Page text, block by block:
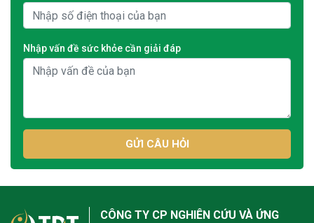
Nhập vấn đề sức khỏe cần giải đáp
GỬI CÂU HỎI
CÔNG TY CP NGHIÊN CỨU VÀ ỨNG